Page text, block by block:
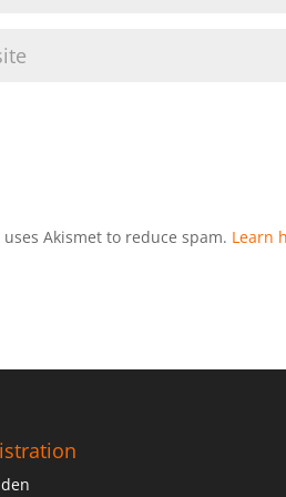
Akismet to reduce spam. Learn